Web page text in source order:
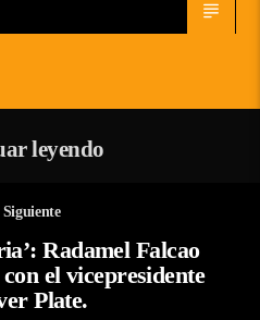
leyendo
Siguiente
Radamel Falcao
el vicepresidente
Plate.